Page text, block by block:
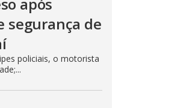
após
segurança de
policiais, o motorista